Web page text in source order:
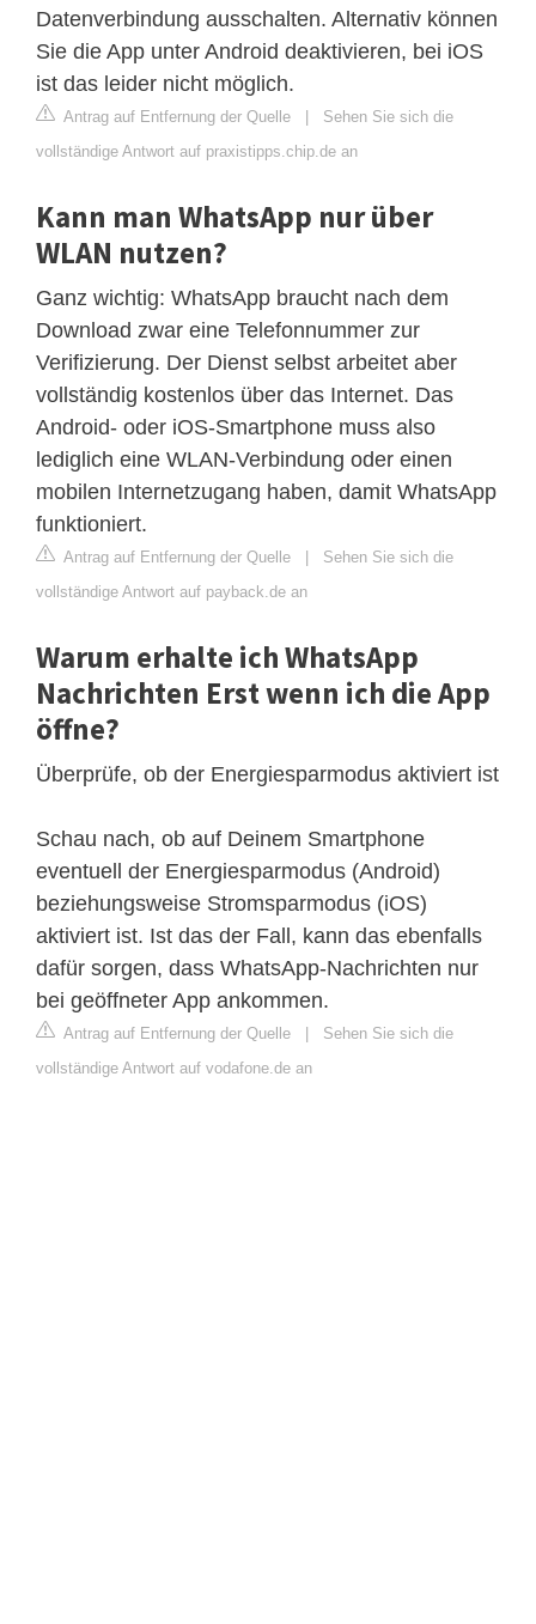
Datenverbindung ausschalten. Alternativ können
Sie die App unter Android deaktivieren, bei iOS
ist das leider nicht möglich.
Antrag auf Entfernung der Quelle | Sehen Sie sich die
vollständige Antwort auf praxistipps.chip.de an
Kann man WhatsApp nur über
WLAN nutzen?
Ganz wichtig: WhatsApp braucht nach dem
Download zwar eine Telefonnummer zur
Verifizierung. Der Dienst selbst arbeitet aber
vollständig kostenlos über das Internet. Das
Android- oder iOS-Smartphone muss also
lediglich eine WLAN-Verbindung oder einen
mobilen Internetzugang haben, damit WhatsApp
funktioniert.
Antrag auf Entfernung der Quelle | Sehen Sie sich die
vollständige Antwort auf payback.de an
Warum erhalte ich WhatsApp
Nachrichten Erst wenn ich die App
öffne?
Überprüfe, ob der Energiesparmodus aktiviert ist
Schau nach, ob auf Deinem Smartphone
eventuell der Energiesparmodus (Android)
beziehungsweise Stromsparmodus (iOS)
aktiviert ist. Ist das der Fall, kann das ebenfalls
dafür sorgen, dass WhatsApp-Nachrichten nur
bei geöffneter App ankommen.
Antrag auf Entfernung der Quelle | Sehen Sie sich die
vollständige Antwort auf vodafone.de an